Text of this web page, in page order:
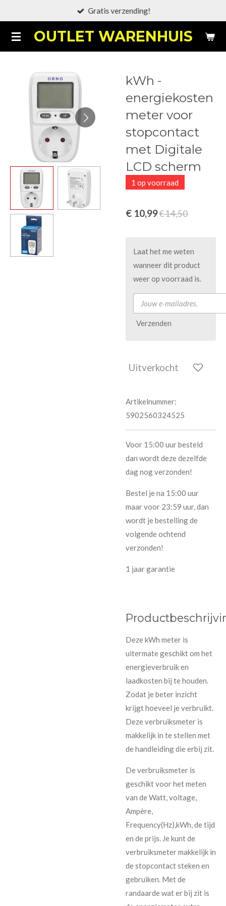
naar
de
OUTLET WARENHUIS
Gratis verzending!
kWh -
energiekosten
meter voor
stopcontact
met Digitale
LCD scherm
1 op voorraad
€ 10,99€ 14,50
Laat het me weten
wanneer dit product
weer op voorraad is.
Verzenden
Uitverkocht
Artikelnummer:
5902560324525
Voor 15:00 uur besteld
dan wordt deze dezelfde
dag nog verzonden!
Bestel je na 15:00 uur
maar voor 23:59 uur, dan
wordt je bestelling de
volgende ochtend
verzonden!
1 jaar garantie
Deze kWh meter is
uitermate geschikt om het
energieverbruik en
laadkosten bij te houden.
Zodat je beter inzicht
krijgt hoeveel je verbruikt.
Deze verbruiksmeter is
makkelijk in te stellen met
de handleiding die erbij zit.
De verbruiksmeter is
geschikt voor het meten
van de Watt, voltage,
Ampère,
Frequency(Hz),kWh, de tijd
en de prijs. Je kunt de
verbruiksmeter makkelijk in
de stopcontact steken en
gebruiken. Met de
randaarde wat er bij zit is